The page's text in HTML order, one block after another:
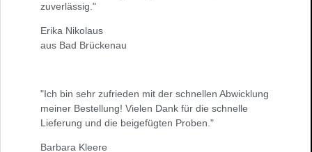
zuverlässig."
Erika Nikolaus
aus Bad Brückenau
"Ich bin sehr zufrieden mit der schnellen Abwicklung
meiner Bestellung! Vielen Dank für die schnelle
Lieferung und die beigefügten Proben."
Barbara Kleere